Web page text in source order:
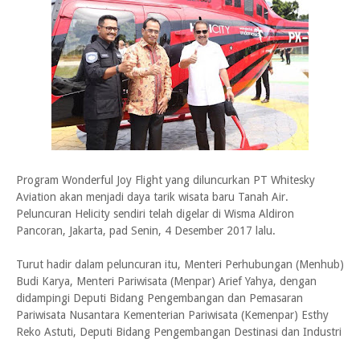
Program Wonderful Joy Flight yang diluncurkan PT Whitesky
Aviation akan menjadi daya tarik wisata baru Tanah Air.
Peluncuran Helicity sendiri telah digelar di Wisma Aldiron
Pancoran, Jakarta, pad Senin, 4 Desember 2017 lalu.
Turut hadir dalam peluncuran itu, Menteri Perhubungan (Menhub)
Budi Karya, Menteri Pariwisata (Menpar) Arief Yahya, dengan
didampingi Deputi Bidang Pengembangan dan Pemasaran
Pariwisata Nusantara Kementerian Pariwisata (Kemenpar) Esthy
Reko Astuti, Deputi Bidang Pengembangan Destinasi dan Industri